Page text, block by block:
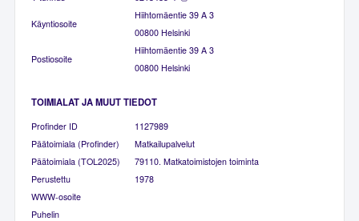
Käyntiosoite
Hiihtomäentie 39 A 3
00800 Helsinki
Postiosoite
Hiihtomäentie 39 A 3
00800 Helsinki
TOIMIALAT JA MUUT TIEDOT
Profinder ID
1127989
Päätoimiala (Profinder)
Matkailupalvelut
Päätoimiala (TOL2025)
79110. Matkatoimistojen toiminta
Perustettu
1978
WWW-osoite
Puhelin